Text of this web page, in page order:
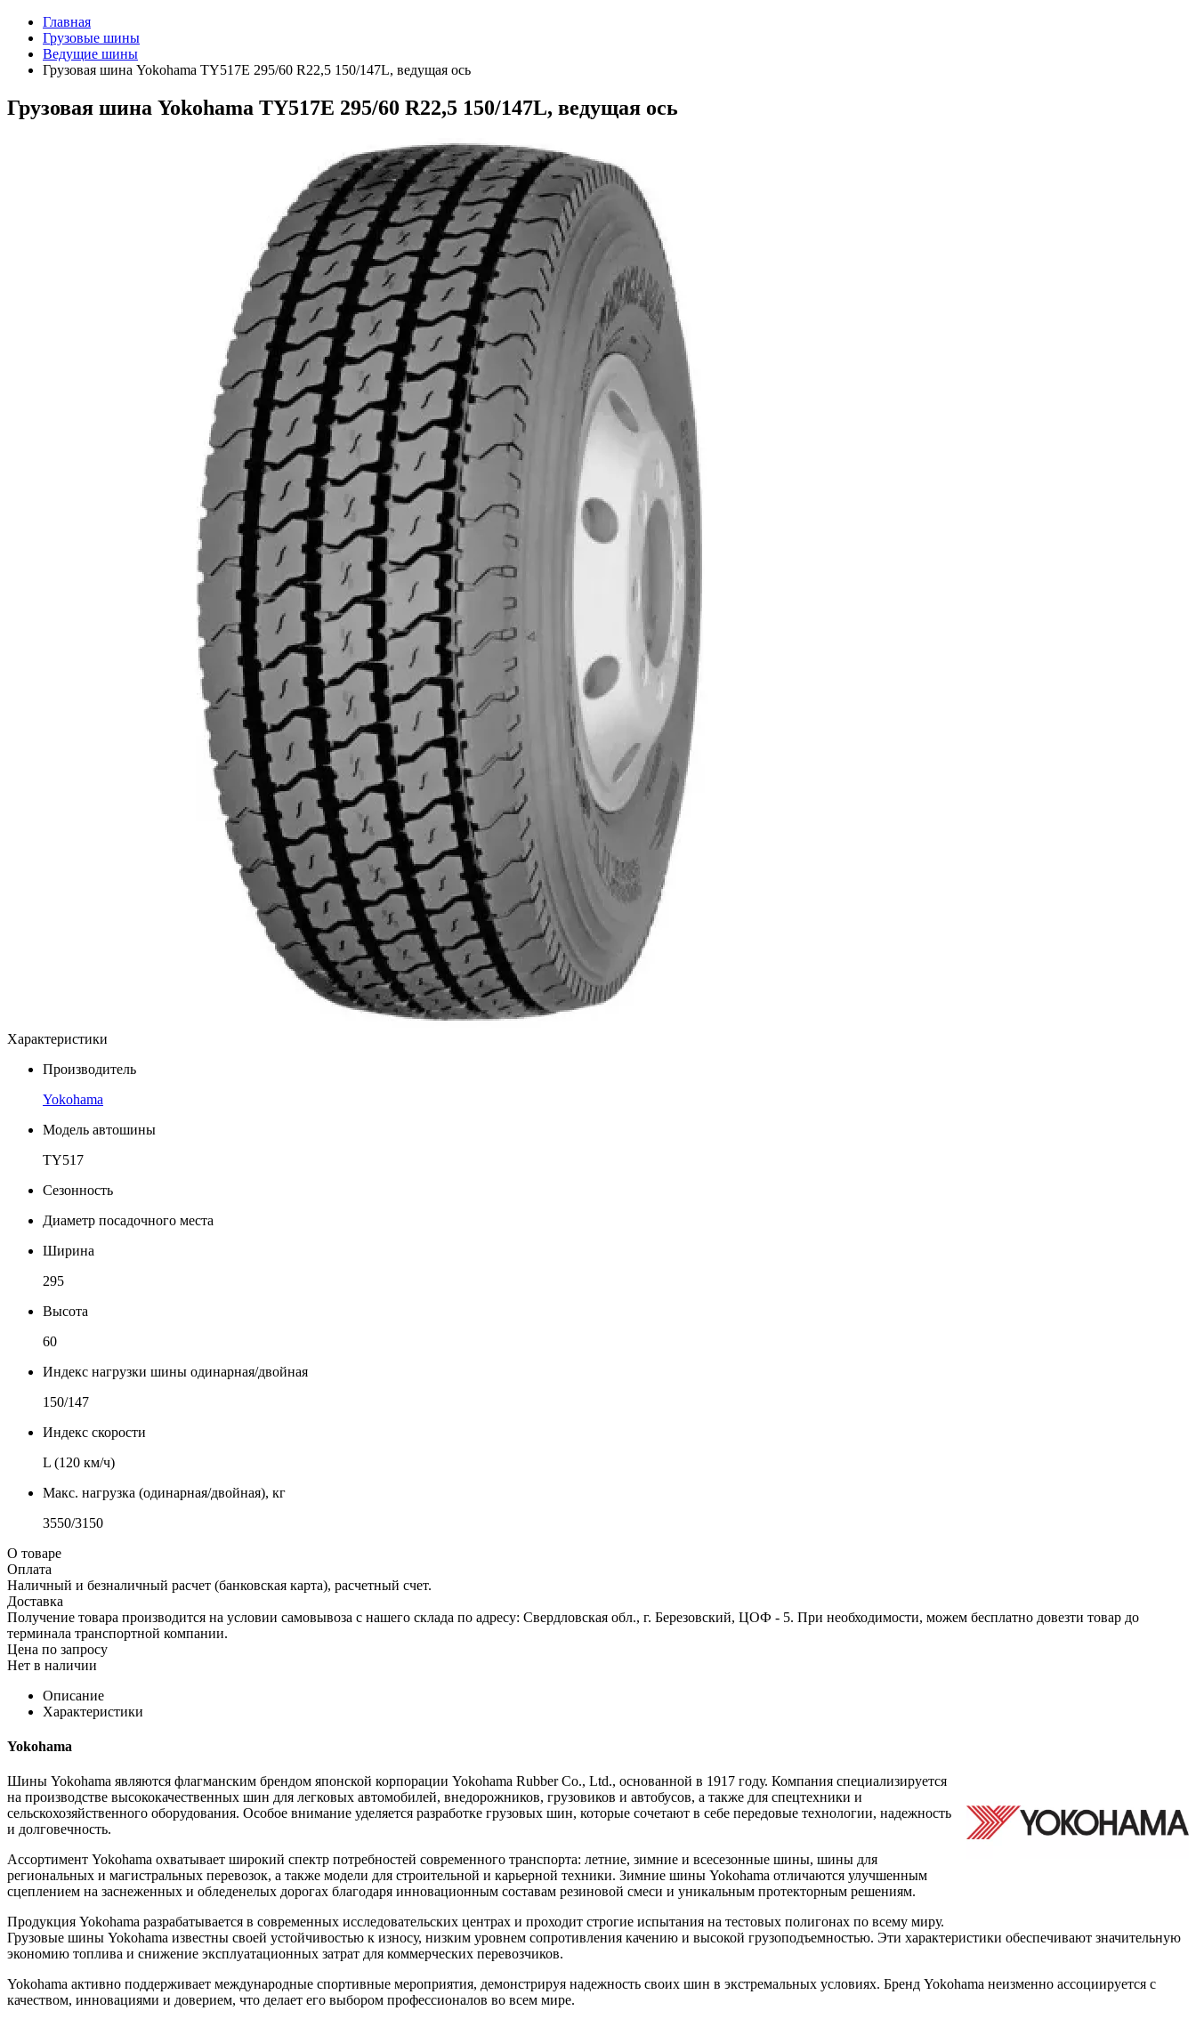
Главная
Грузовые шины
Ведущие шины
Грузовая шина Yokohama TY517E 295/60 R22,5 150/147L, ведущая ось
Грузовая шина Yokohama TY517E 295/60 R22,5 150/147L, ведущая ось
Характеристики
Производитель
Yokohama
Модель автошины
TY517
Сезонность
Диаметр посадочного места
Ширина
295
Высота
60
Индекс нагрузки шины одинарная/двойная
150/147
Индекс скорости
L (120 км/ч)
Макс. нагрузка (одинарная/двойная), кг
3550/3150
О товаре
Оплата
Наличный и безналичный расчет (банковская карта), расчетный счет.
Доставка
Получение товара производится на условии самовывоза с нашего склада по адресу: Свердловская обл., г. Березовский, ЦОФ - 5. При необходимости, можем бесплатно довезти товар до
терминала транспортной компании.
Цена по запросу
Нет в наличии
Описание
Характеристики
Yokohama
Шины Yokohama являются флагманским брендом японской корпорации Yokohama Rubber Co., Ltd., основанной в 1917 году. Компания специализируется
на производстве высококачественных шин для легковых автомобилей, внедорожников, грузовиков и автобусов, а также для спецтехники и
сельскохозяйственного оборудования. Особое внимание уделяется разработке грузовых шин, которые сочетают в себе передовые технологии, надежность
и долговечность.
Ассортимент Yokohama охватывает широкий спектр потребностей современного транспорта: летние, зимние и всесезонные шины, шины для
региональных и магистральных перевозок, а также модели для строительной и карьерной техники. Зимние шины Yokohama отличаются улучшенным
сцеплением на заснеженных и обледенелых дорогах благодаря инновационным составам резиновой смеси и уникальным протекторным решениям.
Продукция Yokohama разрабатывается в современных исследовательских центрах и проходит строгие испытания на тестовых полигонах по всему миру.
Грузовые шины Yokohama известны своей устойчивостью к износу, низким уровнем сопротивления качению и высокой грузоподъемностью. Эти характеристики обеспечивают значительную
экономию топлива и снижение эксплуатационных затрат для коммерческих перевозчиков.
Yokohama активно поддерживает международные спортивные мероприятия, демонстрируя надежность своих шин в экстремальных условиях. Бренд Yokohama неизменно ассоциируется с
качеством, инновациями и доверием, что делает его выбором профессионалов во всем мире.